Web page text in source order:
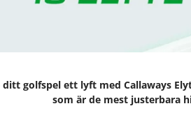
ditt golfspel ett lyft med Callaways
som är de mest justerbara